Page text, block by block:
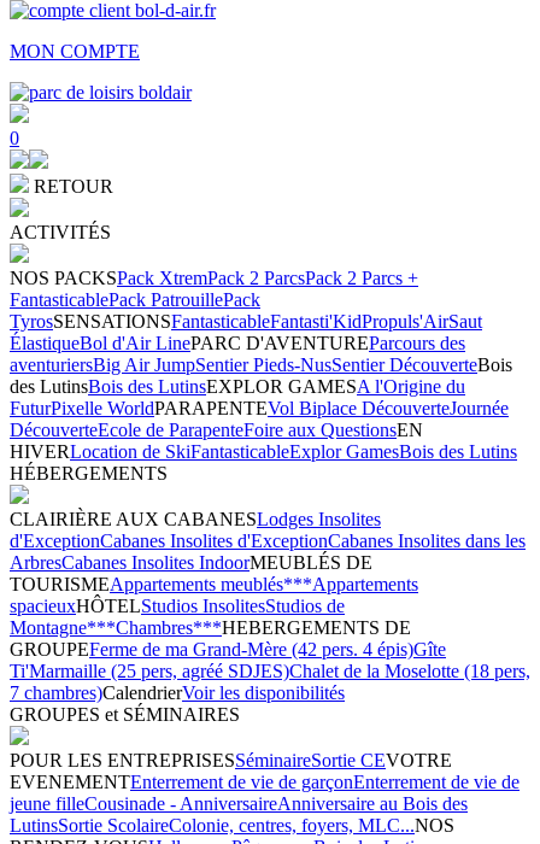
MON COMPTE
0
RETOUR
ACTIVITÉS
NOS PACKSPack XtremPack 2 ParcsPack 2 Parcs +
FantasticablePack PatrouillePack
TyrosSENSATIONSFantasticableFantasti'KidPropuls'AirSaut
ÉlastiqueBol d'Air LinePARC D'AVENTUREParcours des
aventuriersBig Air JumpSentier Pieds-NusSentier DécouverteBois
des LutinsBois des LutinsEXPLOR GAMESA l'Origine du
FuturPixelle WorldPARAPENTEVol Biplace DécouverteJournée
DécouverteEcole de ParapenteFoire aux QuestionsEN
HIVERLocation de SkiFantasticableExplor GamesBois des Lutins
HÉBERGEMENTS
CLAIRIÈRE AUX CABANESLodges Insolites
d'ExceptionCabanes Insolites d'ExceptionCabanes Insolites dans les
ArbresCabanes Insolites IndoorMEUBLÉS DE
TOURISMEAppartements meublés***Appartements
spacieuxHÔTELStudios InsolitesStudios de
Montagne***Chambres***HEBERGEMENTS DE
GROUPEFerme de ma Grand-Mère (42 pers. 4 épis)Gîte
Ti'Marmaille (25 pers, agréé SDJES)Chalet de la Moselotte (18 pers,
7 chambres)CalendrierVoir les disponibilités
GROUPES et SÉMINAIRES
POUR LES ENTREPRISESSéminaireSortie CEVOTRE
EVENEMENTEnterrement de vie de garçonEnterrement de vie de
jeune filleCousinade - AnniversaireAnniversaire au Bois des
LutinsSortie ScolaireColonie, centres, foyers, MLC...NOS